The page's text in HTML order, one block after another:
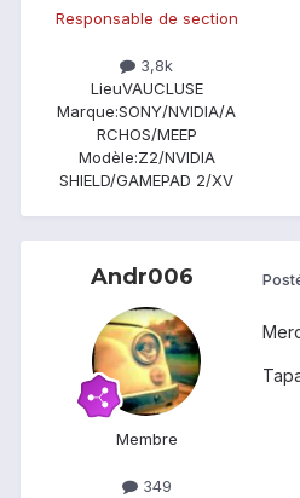
Responsable de section
3,8k
LieuVAUCLUSE
Marque:SONY/NVIDIA/A
RCHOS/MEEP
Modèle:Z2/NVIDIA
SHIELD/GAMEPAD 2/XV
Andr006
Membre
349